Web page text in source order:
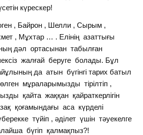
күрескер!
, Байрон , Шелли , Сырым ,
, Мұхтар … . Елінің азаттығы
дәл ортасынан табылған
жалғай беруге болады. Бұл
да атын бүгінгі тарих батыл
мұраларымызды тірілтіп ,
қайта жаққан қайраткерлігін
қоғамындағы аса күрделі
түйіп , әділет үшін тәуекелге
бүгіп қалмақпыз?!